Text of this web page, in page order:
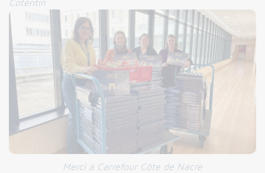
Cotentin
Merci à Carrefour Côte de Nacre